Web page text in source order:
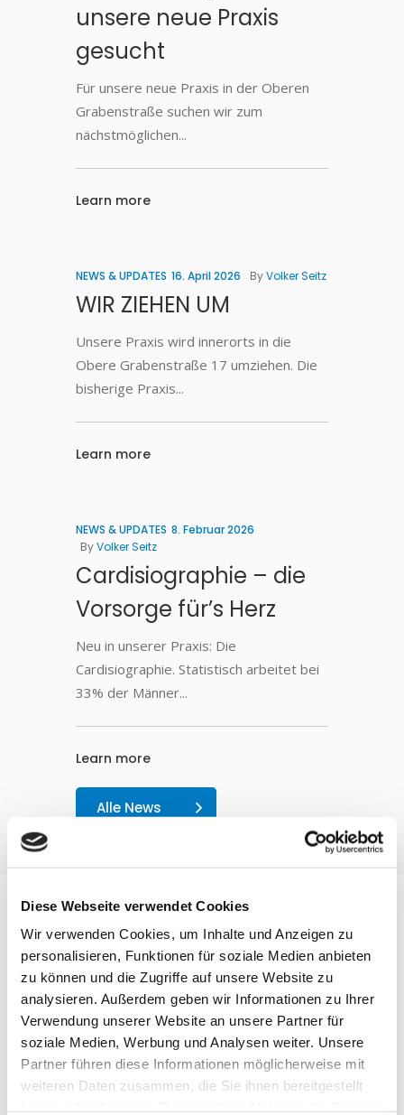
Diese Webseite verwendet Cookies
Wir verwenden Cookies, um Inhalte und Anzeigen zu
personalisieren, Funktionen für soziale Medien anbieten
zu können und die Zugriffe auf unsere Website zu
analysieren. Außerdem geben wir Informationen zu Ihrer
Verwendung unserer Website an unsere Partner für
soziale Medien, Werbung und Analysen weiter. Unsere
Partner führen diese Informationen möglicherweise mit
weiteren Daten zusammen, die Sie ihnen bereitgestellt
unsere neue Praxis
gesucht
Für unsere neue Praxis in der Oberen
Grabenstraße suchen wir zum
nächstmöglichen
Learn more
NEWS & UPDATES 16. April 2026 ByVolker Seitz
WIR ZIEHEN UM
Unsere Praxis wird innerorts in die
Obere Grabenstraße 17 umziehen. Die
bisherige Praxis
Learn more
NEWS & UPDATES 8. Februar 2026
ByVolker Seitz
Cardisiographie – die
Vorsorge für’s Herz
Neu in unserer Praxis: Die
Cardisiographie. Statistisch arbeitet bei
33% der Männer
Learn more
Alle News
Unser Leistungsspektrum
Allgemeinmedizin
Ganzheitlicher Ansatz.